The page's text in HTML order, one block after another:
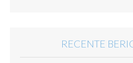
RECENTE